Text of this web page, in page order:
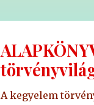
A kegyelem